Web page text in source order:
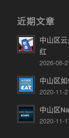
近期文章
中山区
红
2026-06-
中山区
2020-11-
中山区
2020-11-